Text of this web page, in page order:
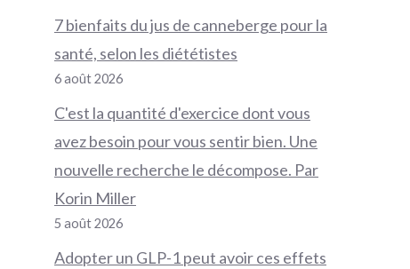
7 bienfaits du jus de canneberge pour la
santé, selon les diététistes
6 août 2026
C'est la quantité d'exercice dont vous
avez besoin pour vous sentir bien. Une
nouvelle recherche le décompose. Par
Korin Miller
5 août 2026
Adopter un GLP-1 peut avoir ces effets